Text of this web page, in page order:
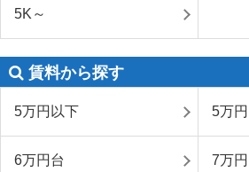
5K～
賃料から探す
5万円以下 5万
6万円台 7万